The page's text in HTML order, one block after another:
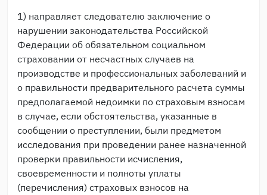
1) направляет следователю заключение о
нарушении законодательства Российской
Федерации об обязательном социальном
страховании от несчастных случаев на
производстве и профессиональных заболеваний и
о правильности предварительного расчета суммы
предполагаемой недоимки по страховым взносам
в случае, если обстоятельства, указанные в
сообщении о преступлении, были предметом
исследования при проведении ранее назначенной
проверки правильности исчисления,
своевременности и полноты уплаты
(перечисления) страховых взносов на